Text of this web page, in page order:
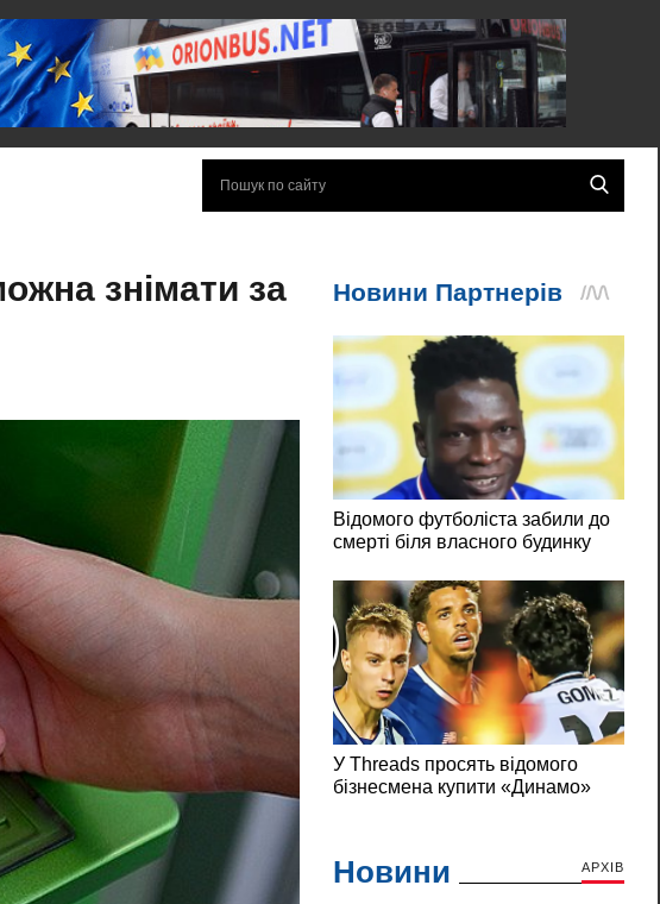
знімати за
Новини АРХІВ